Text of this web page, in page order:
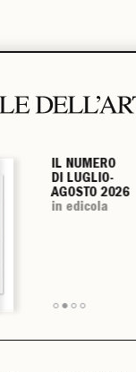
IL NUMERO
DI LUGLIO-
AGOSTO 2026
in edicola
IL NUMERO
DI LUGLIO-
AGOSTO 2026
in edicola
IL NUMERO
DI LUGLIO-
AGOSTO 2026
in edicola
IL NUMERO
DI LUGLIO-
AGOSTO 2026
in edicola